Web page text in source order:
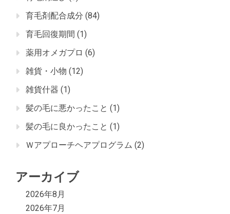
育毛剤配合成分 (84)
育毛回復期間 (1)
薬用オメガプロ (6)
雑貨・小物 (12)
雑貨什器 (1)
髪の毛に悪かったこと (1)
髪の毛に良かったこと (1)
Ｗアプローチヘアプログラム (2)
アーカイブ
2026年8月
2026年7月